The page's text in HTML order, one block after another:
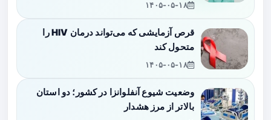
۱۴۰۵-۰۵-۱۸
قرص آزمایشی که می‌تواند درمان HIV را
متحول کند
۱۴۰۵-۰۵-۱۸
وضعیت شیوع آنفلوانزا در کشور؛ دو استان
بالاتر از مرز هشدار